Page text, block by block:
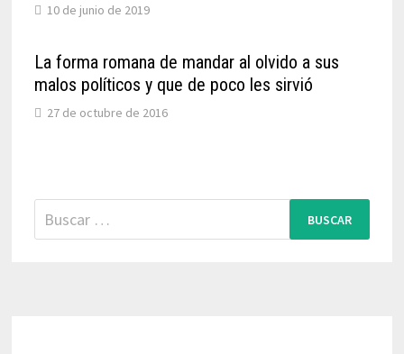
10 de junio de 2019
La forma romana de mandar al olvido a sus
malos políticos y que de poco les sirvió
27 de octubre de 2016
Buscar: